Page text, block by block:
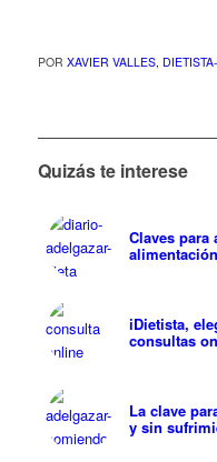
POR XAVIER VALLES,
Quizás te interese
Claves para
iDietista,
consultas
La clave
y sin